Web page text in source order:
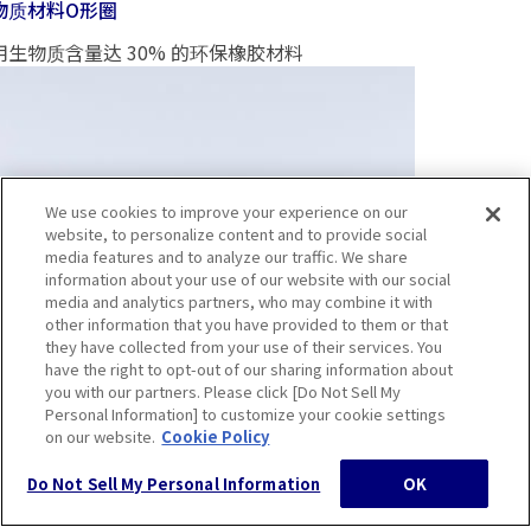
质材料O形圈
生物质含量达 30% 的环保橡胶材料
电起痕橡胶
We use cookies to improve your experience on our
website, to personalize content and to provide social
media features and to analyze our traffic. We share
information about your use of our website with our social
media and analytics partners, who may combine it with
other information that you have provided to them or that
they have collected from your use of their services. You
have the right to opt-out of our sharing information about
you with our partners. Please click [Do Not Sell My
Personal Information] to customize your cookie settings
on our website. Cookie Policy
Do Not Sell My Personal Information OK